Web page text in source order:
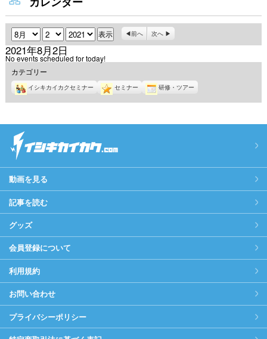
月 日 年 前へ 次へ
2021年8月2日
No events scheduled for today!
カテゴリー
イシキカイカクセミナー セミナー 研修・ツアー
動画を見る
記事を読む
グッズ
会員登録について
利用規約
お問い合わせ
プライバシーポリシー